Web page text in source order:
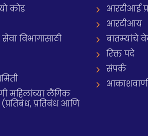
कोड
विभागासाठी
महिलांच्या लैंगिक
प्रतिबंध आणि
आरटीआई
आरटीआय
बातम्यांचे
रिक्त पदे
संपर्क
आकाशवाणी